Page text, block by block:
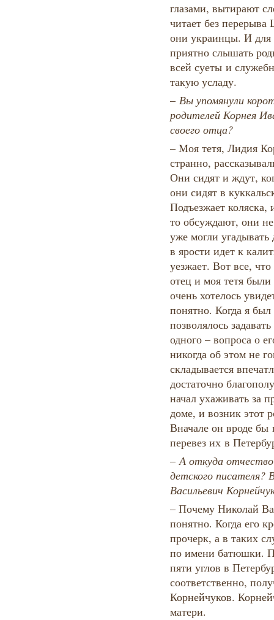
глазами, вытирают
читает без перерыва
они украинцы. И
приятно слышать
всей суеты и
такую усладу.
​–​ Вы упомянули
родителей Корнея
своего отца?
– Моя тетя, Лидия
странно,
Они сидят и ждут,
они сидят в
Подъезжает
то обсуждают, они
уже могли
в ярости идет к
уезжает. Вот все,
отец и моя тетя
очень хотелось
понятно. Когда я
позволялось
одного – вопроса о
никогда об этом не
складывается
достаточно
начал ухаживать за
доме, и возник этот
Вначале он вроде бы
перевез их в
–​А откуда
детского писателя?
Васильевич
– Почему Николай
понятно. Когда его
прочерк, а в таких
по имени батюшки.
пяти углов в
соответственно,
Корнейчуков.
матери.